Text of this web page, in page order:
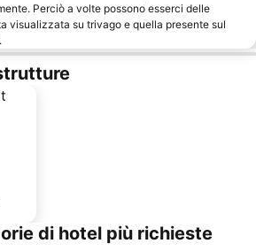
Perciò a volte possono esserci delle
visualizzata su trivago e quella presente sul
di hotel più richieste